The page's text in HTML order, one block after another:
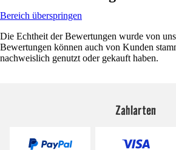
Bereich überspringen
Die Echtheit der Bewertungen wurde von
Bewertungen können auch von Kunden
nachweislich genutzt oder gekauft haben.
Zahlarten